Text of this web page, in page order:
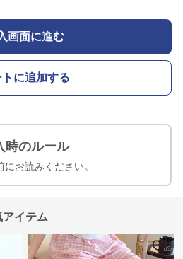
画面に進む
トに追加する
時のルール
にお読みください。
イテム